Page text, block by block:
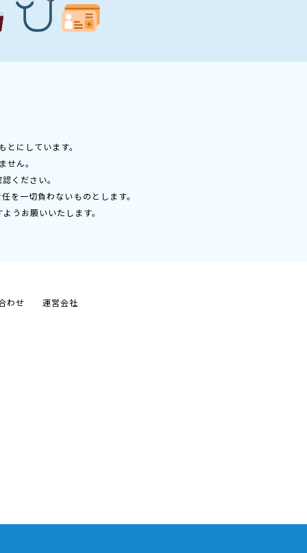
にしています。
ん。
ください。
を一切負わないものとします。
うお願いいたします。
わせ 運営会社